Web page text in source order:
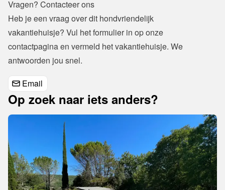
Vragen? Contacteer ons
Heb je een vraag over dit hondvriendelijk
contactpagina en vermeld het vakantiehuisje. We
antwoorden jou snel.
Email
Op zoek naar iets anders?